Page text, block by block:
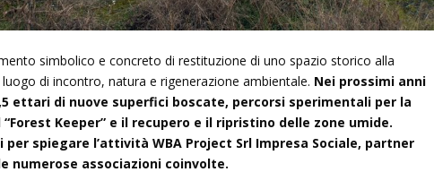
simbolico e concreto di restituzione di uno spazio storico alla
di incontro, natura e rigenerazione ambientale. Nei prossimi anni
ettari di nuove superfici boscate, percorsi sperimentali per la
Keeper” e il recupero e il ripristino delle zone umide.
spiegare l’attività WBA Project Srl Impresa Sociale, partner
numerose associazioni coinvolte.